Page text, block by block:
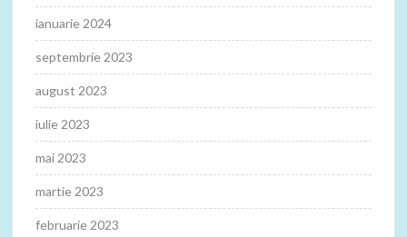
ianuarie 2024
septembrie 2023
august 2023
iulie 2023
mai 2023
martie 2023
februarie 2023